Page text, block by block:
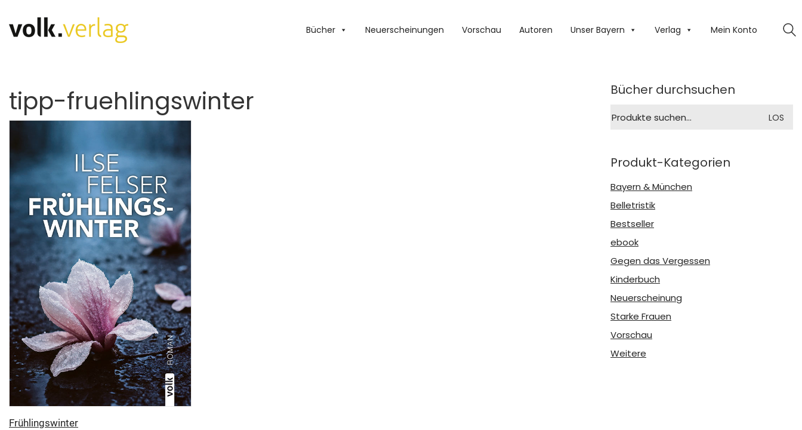
Bücher Neuerscheinungen Vorschau Autoren Unser Bayern Verlag Mein Konto
tipp-fruehlingswinter
Frühlingswinter
Bücher durchsuchen
nach:
LOS
Produkt-Kategorien
Bayern & München
Belletristik
Bestseller
ebook
Gegen das Vergessen
Kinderbuch
Neuerscheinung
Starke Frauen
Vorschau
Weitere